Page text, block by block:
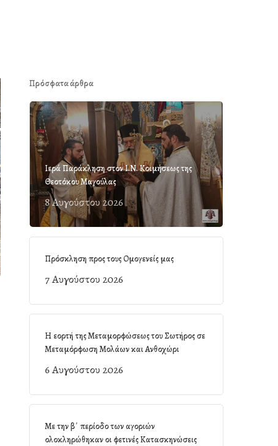
Πρόσφατα άρθρα
Ιερά Παράκληση στον Ι.Ν. Κοιμήσεως της
Θεοτόκου Μαγούλας
8 Αυγούστου 2026
Πρόσκληση προς τους Ομογενείς μας
7 Αυγούστου 2026
Η εορτή της Μεταμορφώσεως του Σωτήρος σε
Μεταμόρφωση Μολάων και Ανθοχώρι
6 Αυγούστου 2026
Με την β΄ περίοδο των αγοριών
ολοκληρώθηκαν οι φετινές Κατασκηνώσεις